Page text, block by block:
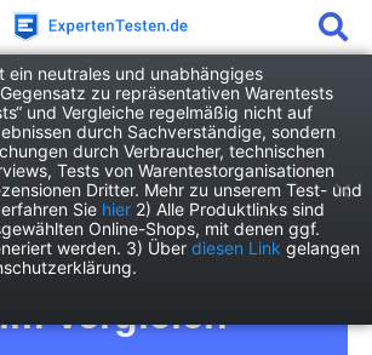
Kücheninventar
18 cm Test 2026
besten Pfannen
Vergleich
ein neutrales und unabhängiges
zu repräsentativen Warentests
und Vergleiche regelmäßig nicht auf
durch Sachverständige, sondern
durch Verbraucher, technischen
Tests von Warentestorganisationen
Dritter. Mehr zu unserem Test- und
Sie hier 2) Alle Produktlinks sind
Online-Shops, mit denen ggf.
werden. 3) Über diesen Link gelangen